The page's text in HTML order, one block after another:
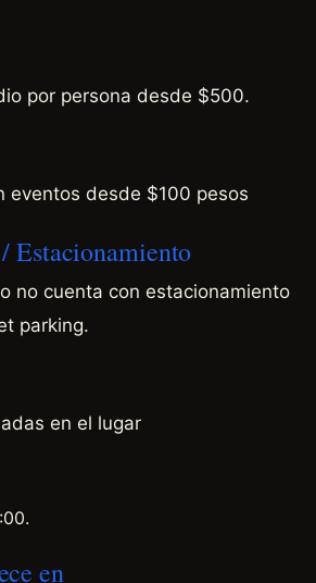
por persona desde $500.
eventos desde $100 pesos
Estacionamiento
no cuenta con estacionamiento
parking.
en el lugar
en